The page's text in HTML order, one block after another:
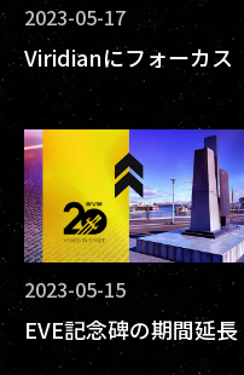
2023-05-17
Viridianにフォーカス
2023-05-15
EVE記念碑の期間延長